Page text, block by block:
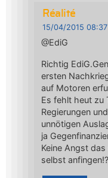
Réalité
15/04/2015 08:37
@EdiG
Richtig
ersten
auf Motoren
Es fehlt heut zu
Regierungen
unnötigen
ja
Keine Angst
selbst anfingen!?